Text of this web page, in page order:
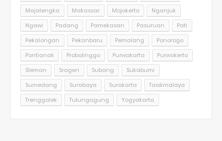
Majalengka
Makassar Mojokerto
Nganjuk
Ngawi
Padang Pamekasan Pasuruan
Pati
Pekalongan
Pekanbaru Pemalang
Ponorogo
Pontianak
Probolinggo Purwakarta
Purwokerto
Sleman
Sragen Subang
Sukabumi
Sumedang
Surabaya Surakarta
Tasikmalaya
Trenggalek
Tulungagung Yogyakarta